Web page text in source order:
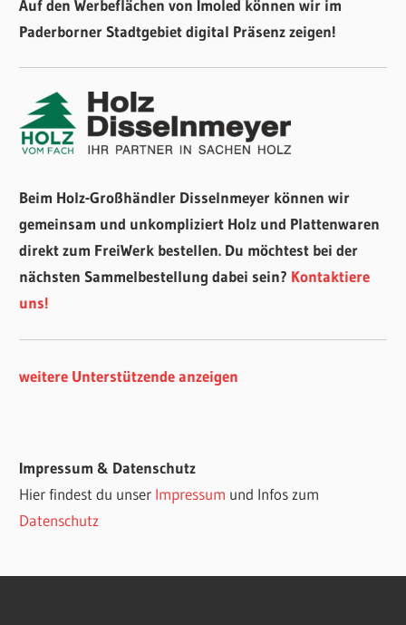
Auf den Werbeflächen von Imoled können wir im
Paderborner Stadtgebiet digital Präsenz zeigen!
Beim Holz-Großhändler Disselnmeyer können wir
gemeinsam und unkompliziert Holz und Plattenwaren
direkt zum FreiWerk bestellen. Du möchtest bei der
nächsten Sammelbestellung dabei sein? Kontaktiere
uns!
weitere Unterstützende anzeigen
Impressum & Datenschutz
Hier findest du unser Impressum und Infos zum
Datenschutz